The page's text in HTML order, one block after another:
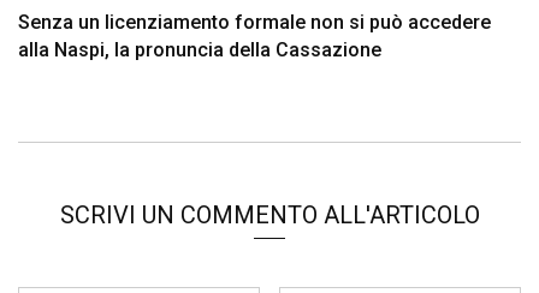
Senza un licenziamento formale non si può accedere
alla Naspi, la pronuncia della Cassazione
SCRIVI UN COMMENTO ALL'ARTICOLO